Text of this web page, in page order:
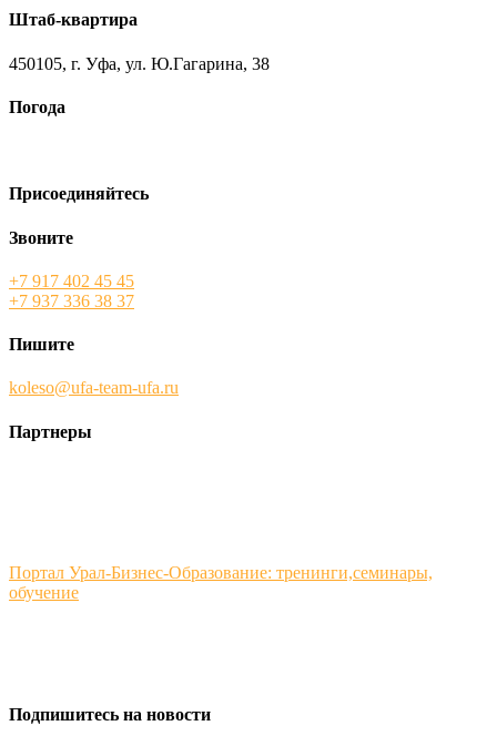
Штаб-квартира
450105, г. Уфа, ул. Ю.Гагарина, 38
Погода
Присоединяйтесь
Звоните
+7 917 402 45 45
+7 937 336 38 37
Пишите
koleso@ufa-team-ufa.ru
Партнеры
Портал Урал-Бизнес-Образование: тренинги,семинары,
обучение
Подпишитесь на новости